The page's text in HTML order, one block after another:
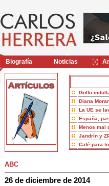
Golfo
Diana
La UE se
España,
Menos mal
Jandrín y
Café para
ABC
26 de diciembre de 2014
Biografía Noticias